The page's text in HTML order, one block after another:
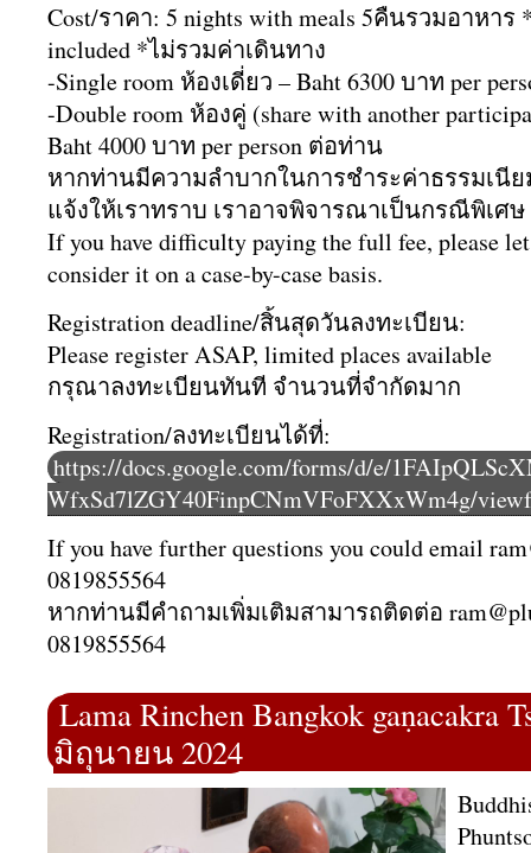
Cost/ราคา: 5 nights with meals 5คืนรวมอาหาร
included *ไม่รวมค่าเดินทาง
-Single room ห้องเดี่ยว – Baht 6300 บาท per
-Double room ห้องคู่ (share with another
Baht 4000 บาท per person ต่อท่าน
หากท่านมีความลำบากในการชำระค่าธรรมเนี
แจ้งให้เราทราบ เราอาจพิจารณาเป็นกรณีพิเศษ
If you have difficulty paying the full fee, please
consider it on a case-by-case basis.
Registration deadline/สิ้นสุดวันลงทะเบียน:
Please register ASAP, limited places available
กรุณาลงทะเบียนทันที จำนวนที่จำกัดมาก
Registration/ลงทะเบียนได้ที่:
https://docs.google.com/forms/d/e/
WfxSd7lZGY40FinpCNmVFoFXXxWm4g/
If you have further questions you could email
0819855564
หากท่านมีคำถามเพิ่มเติมสามารถติดต่อ
0819855564
Lama Rinchen Bangkok gaṇacakra
มิถุนายน 2024